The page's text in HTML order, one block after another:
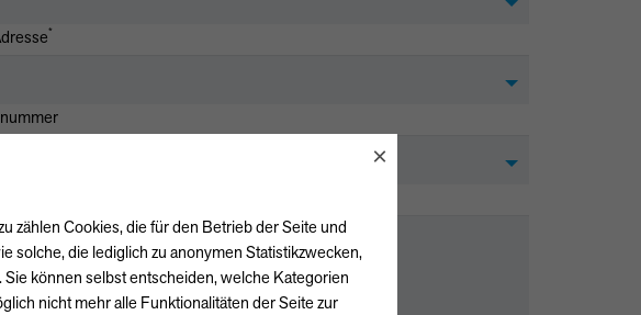
*
×
zählen Cookies, die für den Betrieb der Seite und
solche, die lediglich zu anonymen Statistikzwecken,
können selbst entscheiden, welche Kategorien
nicht mehr alle Funktionalitäten der Seite zur